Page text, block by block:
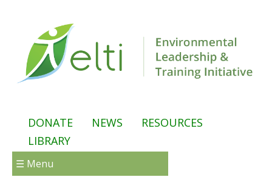
DONATE NEWS
RESOURCES
LIBRARY
☰ Menu